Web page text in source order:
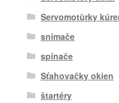
Servomotůrky
snímače
spínače
Sťahovačky okien
štartéry